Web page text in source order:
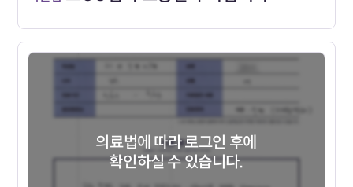
의료법에 따라 로그인 후에
확인하실 수 있습니다.